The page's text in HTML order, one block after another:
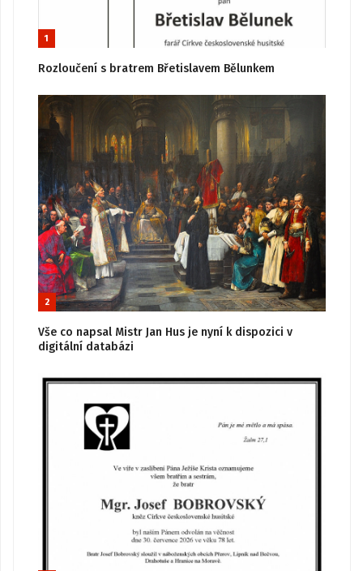
1
Rozloučení s bratrem Břetislavem Bělunkem
2
Vše co napsal Mistr Jan Hus je nyní k dispozici v
digitální databázi